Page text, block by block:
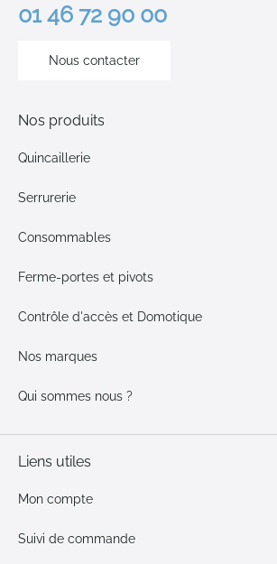
01 46 72 90 00
Nous contacter
Nos produits
Quincaillerie
Serrurerie
Consommables
Ferme-portes et pivots
Contrôle d'accès et Domotique
Nos marques
Qui sommes nous ?
Liens utiles
Mon compte
Suivi de commande